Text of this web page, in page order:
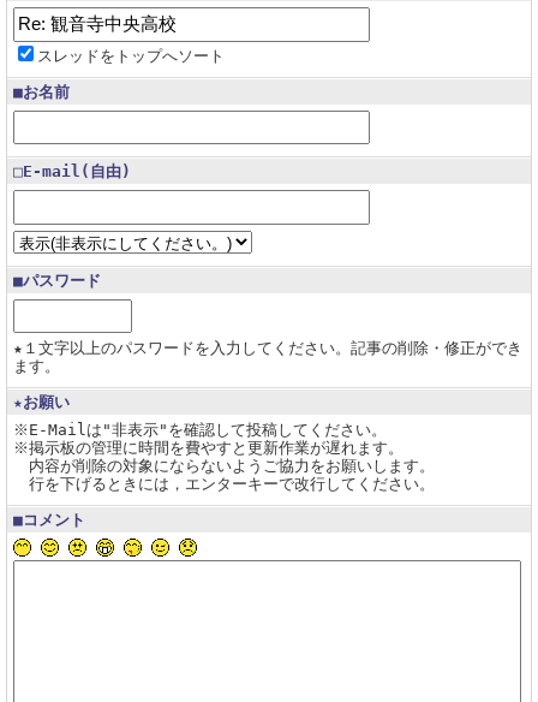
スレッドをトップへソート
■お名前
□E-mail(自由)
■パスワード
★１文字以上のパスワードを入力してください。記事の削除・修正ができ
ます。
★お願い
※E-Mailは"非表示"を確認して投稿してください。
※掲示板の管理に時間を費やすと更新作業が遅れます。
内容が削除の対象にならないようご協力をお願いします。
行を下げるときには，エンターキーで改行してください。
■コメント